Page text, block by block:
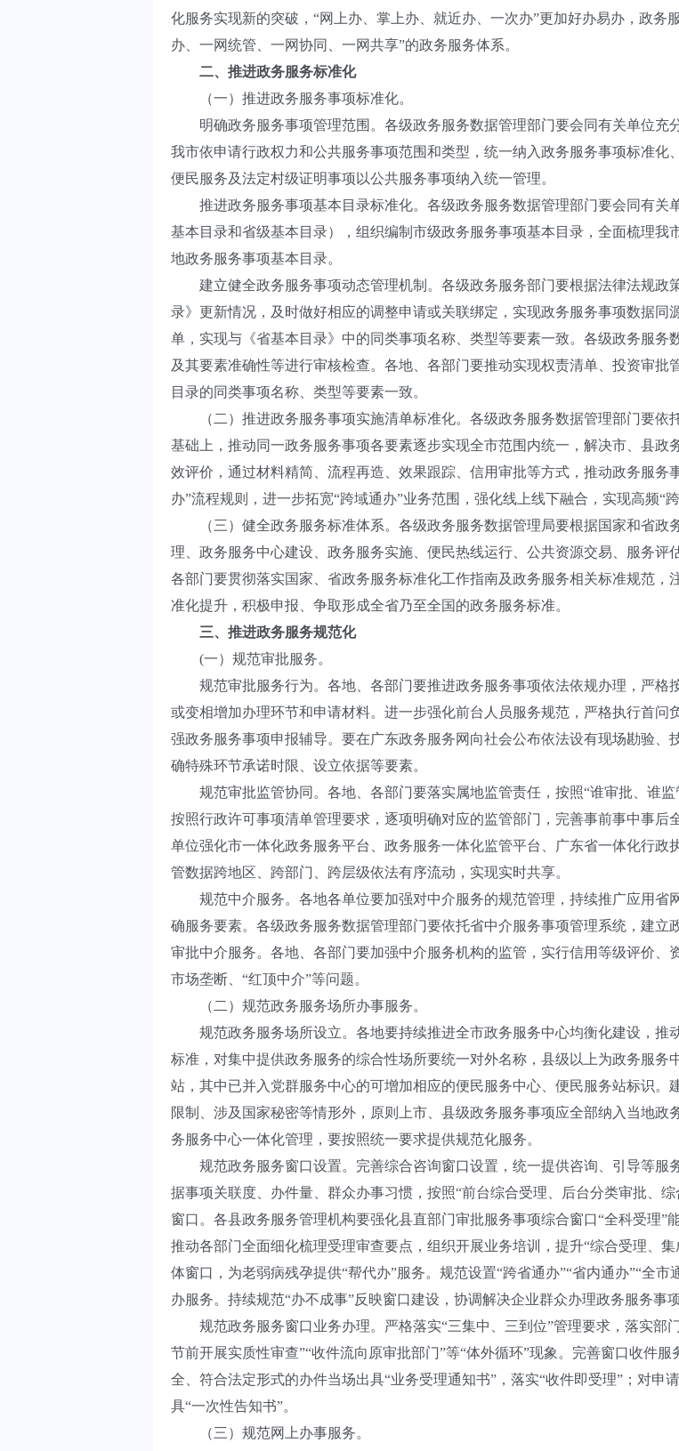
化服务实现新的突破，“网上办、掌上办、就近办、一次办”更加好办易办，政务
办、一网统管、一网协同、一网共享”的政务服务体系。
二、推进政务服务标准化
（一）推进政务服务事项标准化。
明确政务服务事项管理范围。各级政务服务数据管理部门要会同有关单位充
我市依申请行政权力和公共服务事项范围和类型，统一纳入政务服务事项标准
便民服务及法定村级证明事项以公共服务事项纳入统一管理。
推进政务服务事项基本目录标准化。各级政务服务数据管理部门要会同有关
基本目录和省级基本目录），组织编制市级政务服务事项基本目录，全面梳理
地政务服务事项基本目录。
建立健全政务服务事项动态管理机制。各级政务服务部门要根据法律法规政
录》更新情况，及时做好相应的调整申请或关联绑定，实现政务服务事项数据
单，实现与《省基本目录》中的同类事项名称、类型等要素一致。各级政务服
及其要素准确性等进行审核检查。各地、各部门要推动实现权责清单、投资审
目录的同类事项名称、类型等要素一致。
（二）推进政务服务事项实施清单标准化。各级政务服务数据管理部门要依
基础上，推动同一政务服务事项各要素逐步实现全市范围内统一，解决市、县
效评价，通过材料精简、流程再造、效果跟踪、信用审批等方式，推动政务服务
办”流程规则，进一步拓宽“跨域通办”业务范围，强化线上线下融合，实现高频“
（三）健全政务服务标准体系。各级政务服务数据管理局要根据国家和省政
理、政务服务中心建设、政务服务实施、便民热线运行、公共资源交易、服务
各部门要贯彻落实国家、省政务服务标准化工作指南及政务服务相关标准规范
准化提升，积极申报、争取形成全省乃至全国的政务服务标准。
三、推进政务服务规范化
(一）规范审批服务。
规范审批服务行为。各地、各部门要推进政务服务事项依法依规办理，严格
或变相增加办理环节和申请材料。进一步强化前台人员服务规范，严格执行首
强政务服务事项申报辅导。要在广东政务服务网向社会公布依法设有现场勘验
确特殊环节承诺时限、设立依据等要素。
规范审批监管协同。各地、各部门要落实属地监管责任，按照“谁审批、谁监
按照行政许可事项清单管理要求，逐项明确对应的监管部门，完善事前事中事
单位强化市一体化政务服务平台、政务服务一体化监管平台、广东省一体化行
管数据跨地区、跨部门、跨层级依法有序流动，实现实时共享。
规范中介服务。各地各单位要加强对中介服务的规范管理，持续推广应用省
确服务要素。各级政务服务数据管理部门要依托省中介服务事项管理系统，建
审批中介服务。各地、各部门要加强中介服务机构的监管，实行信用等级评价、
市场垄断、“红顶中介”等问题。
（二）规范政务服务场所办事服务。
规范政务服务场所设立。各地要持续推进全市政务服务中心均衡化建设，推
标准，对集中提供政务服务的综合性场所要统一对外名称，县级以上为政务服
站，其中已并入党群服务中心的可增加相应的便民服务中心、便民服务站标识
限制、涉及国家秘密等情形外，原则上市、县级政务服务事项应全部纳入当地
务服务中心一体化管理，要按照统一要求提供规范化服务。
规范政务服务窗口设置。完善综合咨询窗口设置，统一提供咨询、引导等服
据事项关联度、办件量、群众办事习惯，按照“前台综合受理、后台分类审批、
窗口。各县政务服务管理机构要强化县直部门审批服务事项综合窗口“全科受理”
推动各部门全面细化梳理受理审查要点，组织开展业务培训，提升“综合受理、
体窗口，为老弱病残孕提供“帮代办”服务。规范设置“跨省通办”“省内通办”“全
办服务。持续规范“办不成事”反映窗口建设，协调解决企业群众办理政务服务事
规范政务服务窗口业务办理。严格落实“三集中、三到位”管理要求，落实部
节前开展实质性审查”“收件流向原审批部门”等“体外循环”现象。完善窗口收件
全、符合法定形式的办件当场出具“业务受理通知书”，落实“收件即受理”；对申
具“一次性告知书”。
（三）规范网上办事服务。